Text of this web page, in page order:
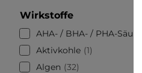
Wirkstoffe
AHA- / BHA- / PHA-Säuren
Aktivkohle 1
Algen
32